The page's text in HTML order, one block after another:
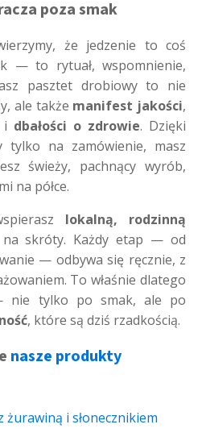
poza smak
że jedzenie to coś
— to rytuał, wspomnienie,
pasztet drobiowy to nie
ale także manifest jakości,
i dbałości o zdrowie. Dzięki
tylko na zamówienie, masz
świeży, pachnący wyrób,
na półce.
lokalną, rodzinną
skróty. Każdy etap — od
— odbywa się ręcznie, z
To właśnie dlatego
nie tylko po smak, ale po
, które są dziś rzadkością.
nasze produkty
i słonecznikiem